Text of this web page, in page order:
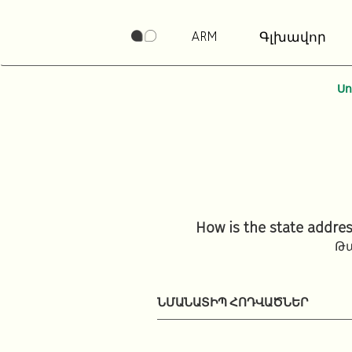
ARM Գլխավոր
How is the state
ՆՄԱՆԱՏԻՊ ՀՈԴՎԱԾՆԵՐ